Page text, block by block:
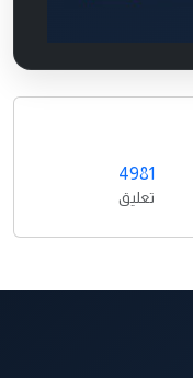
4981
تعليق